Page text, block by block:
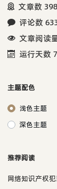
文章数 398
评论数
文章阅读
运行天数
主题配色
浅色主题
深色主题
推荐阅读
网络知识产权